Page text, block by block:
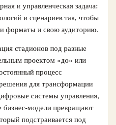
и управленческая задача:
и сценариев так, чтобы
форматы и свою аудиторию.
стадионов под разные
проектом «до» или
процесс
для трансформации
системы управления,
бизнес‑модели превращают
подстраивается под